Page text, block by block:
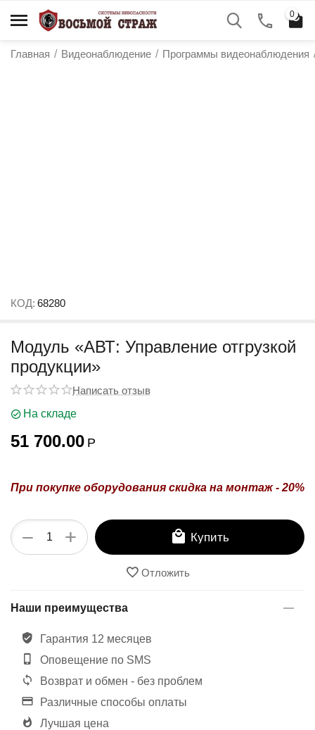
0
Главная / Видеонаблюдение / Программы видеонаблюдения
КОД: 68280
Модуль «АВТ: Управление отгрузкой
продукции»
Написать отзыв
На складе
51 700.00 Р
При покупке оборудования скидка на монтаж - 20%
+
− Купить
Отложить
Наши преимущества
Гарантия 12 месяцев
Оповещение по SMS
Возврат и обмен - без проблем
Различные способы оплаты
Лучшая цена